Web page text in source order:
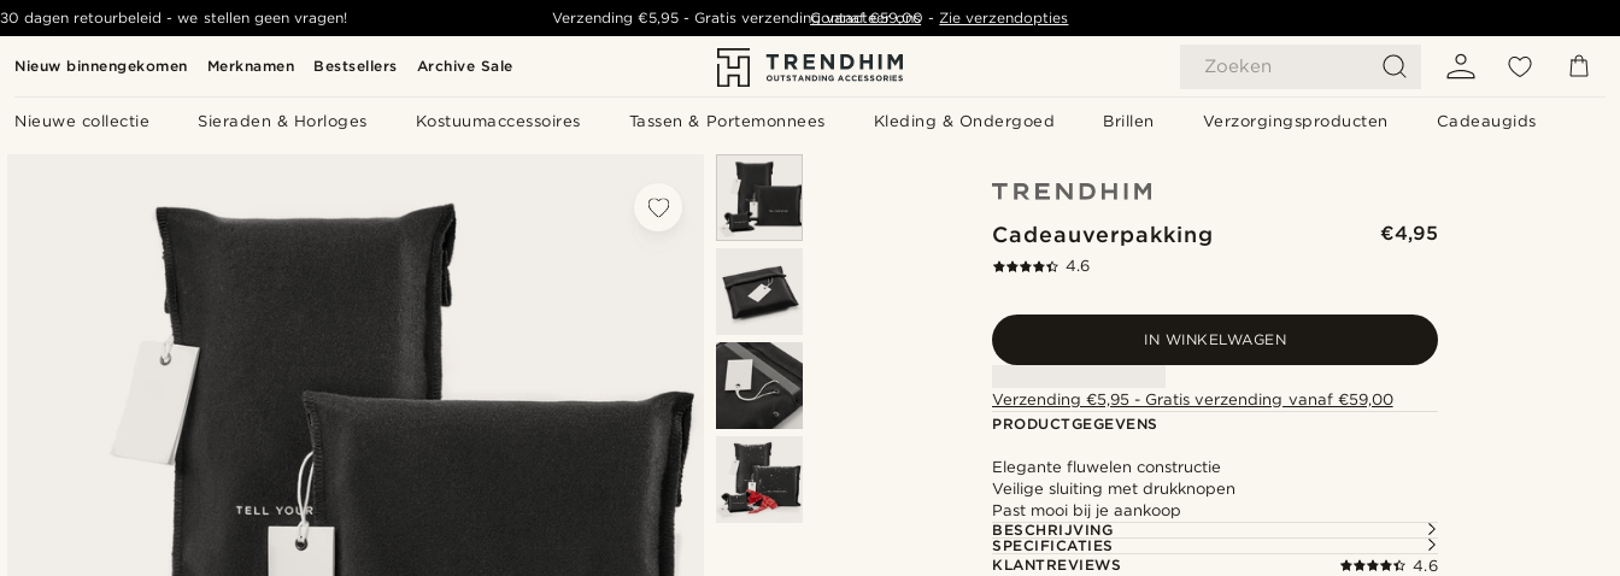
Nieuw binnengekomen Merknamen Bestsellers Archive Sale Zoeken
Nieuwe collectie Sieraden & Horloges Kostuumaccessoires Tassen & Portemonnees Kleding & Ondergoed Brillen Verzorgingsproducten Cadeaugids
30 dagen retourbeleid - we stellen geen vragen! Verzending €5,95- Gratis verzending vanaf€59,00 -Zie verzendopties
Contacteer ons
Cadeauverpakking €4,95
4.6
IN WINKELWAGEN
Verzending €5,95 - Gratis verzending vanaf €59,00
PRODUCTGEGEVENS
Elegante fluwelen constructie
Veilige sluiting met drukknopen
Past mooi bij je aankoop
BESCHRIJVING
SPECIFICATIES
KLANTREVIEWS
4.6